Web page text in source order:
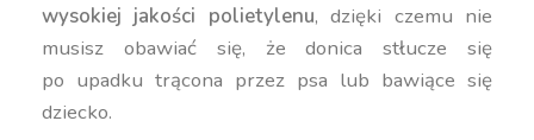
wysokiej jakości polietylenu, dzięki czemu nie
musisz obawiać się, że donica stłucze się
po upadku trącona przez psa lub bawiące się
dziecko.